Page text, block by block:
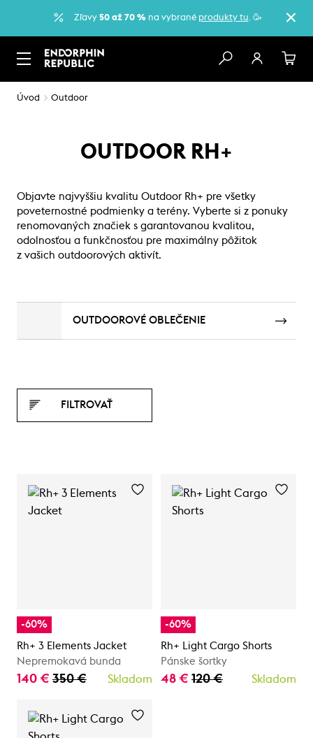
Zľavy 50 až 70 %na vybrané produkty tu. 🥳
Úvod Outdoor
OUTDOOR RH+
Objavte najvyššiu kvalitu Outdoor Rh+ pre všetky
poveternostné podmienky a terény. Vyberte si z ponuky
renomovaných značiek s garantovanou kvalitou,
odolnosťou a funkčnosťou pre maximálny pôžitok
z vašich outdoorových aktivít.
OUTDOOROVÉ OBLEČENIE
FILTROVAŤ
-60%
Rh+ 3 Elements Jacket
Nepremokavá bunda
140 € 350 € Skladom
-60%
Rh+ Light Cargo Shorts
Pánske šortky
48 € 120 € Skladom